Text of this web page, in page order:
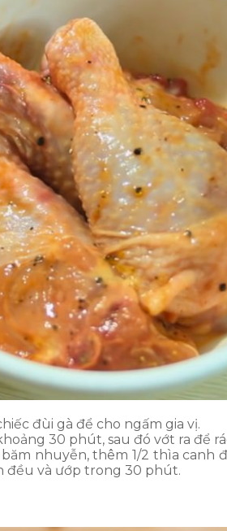
đùi gà để cho ngấm gia vị.
30 phút, sau đó vớt ra để
nhuyễn, thêm 1/2 thìa canh
đều và ướp trong 30 phút.